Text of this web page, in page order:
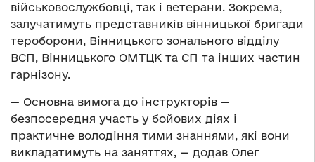
військовослужбовці, так і ветерани. Зокрема,
залучатимуть представників вінницької бригади
тероборони, Вінницького зонального відділу
ВСП, Вінницького ОМТЦК та СП та інших частин
гарнізону.
— Основна вимога до інструкторів —
безпосередня участь у бойових діях і
практичне володіння тими знаннями, які вони
викладатимуть на заняттях, — додав Олег